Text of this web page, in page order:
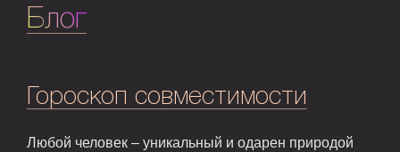
Блог
Гороскоп совместимости
Любой человек – уникальный и одарен природой